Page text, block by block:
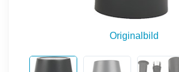
Originalbild